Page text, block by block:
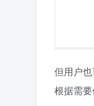
但用户
根据需